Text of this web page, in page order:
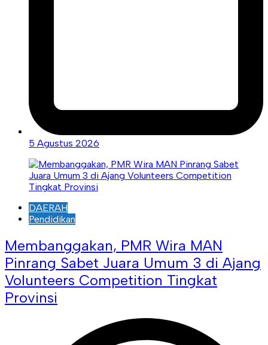
5 Agustus 2026
DAERAH
Pendidikan
Membanggakan, PMR Wira MAN
Pinrang Sabet Juara Umum 3 di Ajang
Volunteers Competition Tingkat
Provinsi